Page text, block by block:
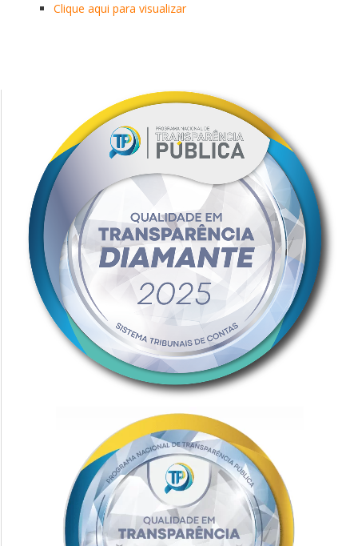
Clique aqui para visualizar